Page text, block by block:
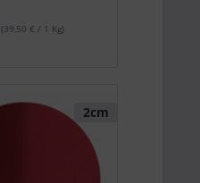
(39,50 € / 1 Kg)
2cm